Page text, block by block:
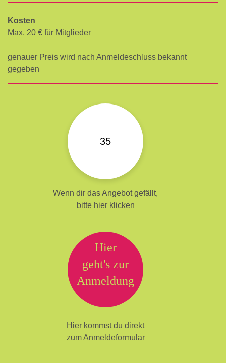
Kosten
Max. 20 € für Mitglieder
genauer Preis wird nach Anmeldeschluss bekannt
gegeben
35
Wenn dir das Angebot gefällt,
bitte hier klicken
Hier
geht's zur
Anmeldung
Hier kommst du direkt
zumAnmeldeformular